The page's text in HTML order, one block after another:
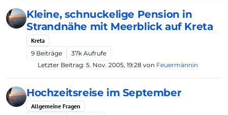
Kleine, schnuckelige Pension in
Strandnähe mit Meerblick auf Kreta
Kreta
9 Beiträge 37k Aufrufe
Letzter Beitrag: 5. Nov. 2005, 19:28 von Feuermännin
Hochzeitsreise im September
Allgemeine Fragen